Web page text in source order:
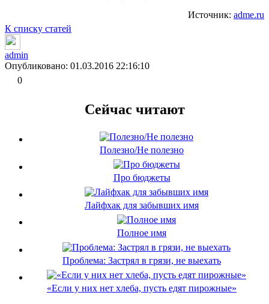
Источник: adme.ru
К списку статей
admin
Опубликовано: 01.03.2016 22:16:10
0
Сейчас читают
Полезно/Не полезно
Про бюджеты
Лайфхак для забывших имя
Полное имя
Проблема: Застрял в грязи, не выехать
«Если у них нет хлеба, пусть едят пирожные»